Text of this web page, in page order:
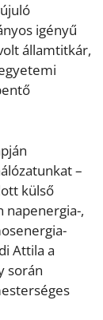
igényű
államtitkár,
–
külső
napenergia-,
Attila a
során